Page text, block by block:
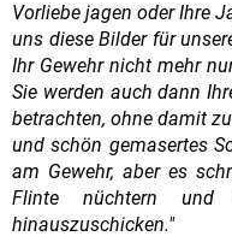
Vorliebe jagen oder Ihre
uns diese Bilder für
Ihr Gewehr nicht mehr
Sie werden auch dann
betrachten, ohne damit
und schön gemasertes
am Gewehr, aber es
Flinte nüchtern und
hinauszuschicken."